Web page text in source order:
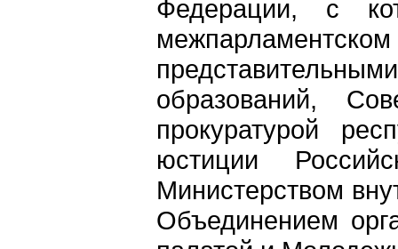
Федерации, с
образований,
прокуратурой
юстиции
Министерством
Объединением